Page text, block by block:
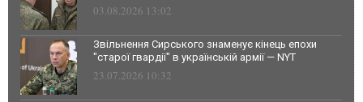
03.08.2026 13:02
Звільнення Сирського знаменує кінець епохи
"старої гвардії" в українській армії — NYT
23.07.2026 10:32